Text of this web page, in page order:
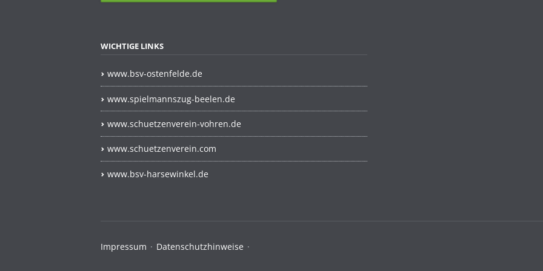
WICHTIGE LINKS
www.bsv-ostenfelde.de
www.spielmannszug-beelen.de
www.schuetzenverein-vohren.de
www.schuetzenverein.com
www.bsv-harsewinkel.de
Navigation
Impressum Datenschutzhinweise